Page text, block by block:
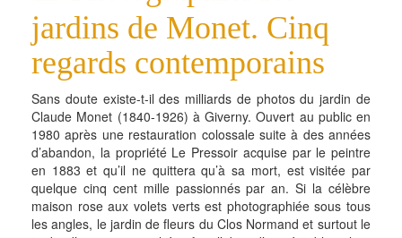
jardins de Monet. Cinq
regards contemporains
Sans doute existe-t-il des milliards de photos du jardin de
Claude Monet (1840-1926) à Giverny. Ouvert au public en
1980 après une restauration colossale suite à des années
d’abandon, la propriété Le Pressoir acquise par le peintre
en 1883 et qu’il ne quittera qu’à sa mort, est visitée par
quelque cinq cent mille passionnés par an. Si la célèbre
maison rose aux volets verts est photographiée sous tous
les angles, le jardin de fleurs du Clos Normand et surtout le